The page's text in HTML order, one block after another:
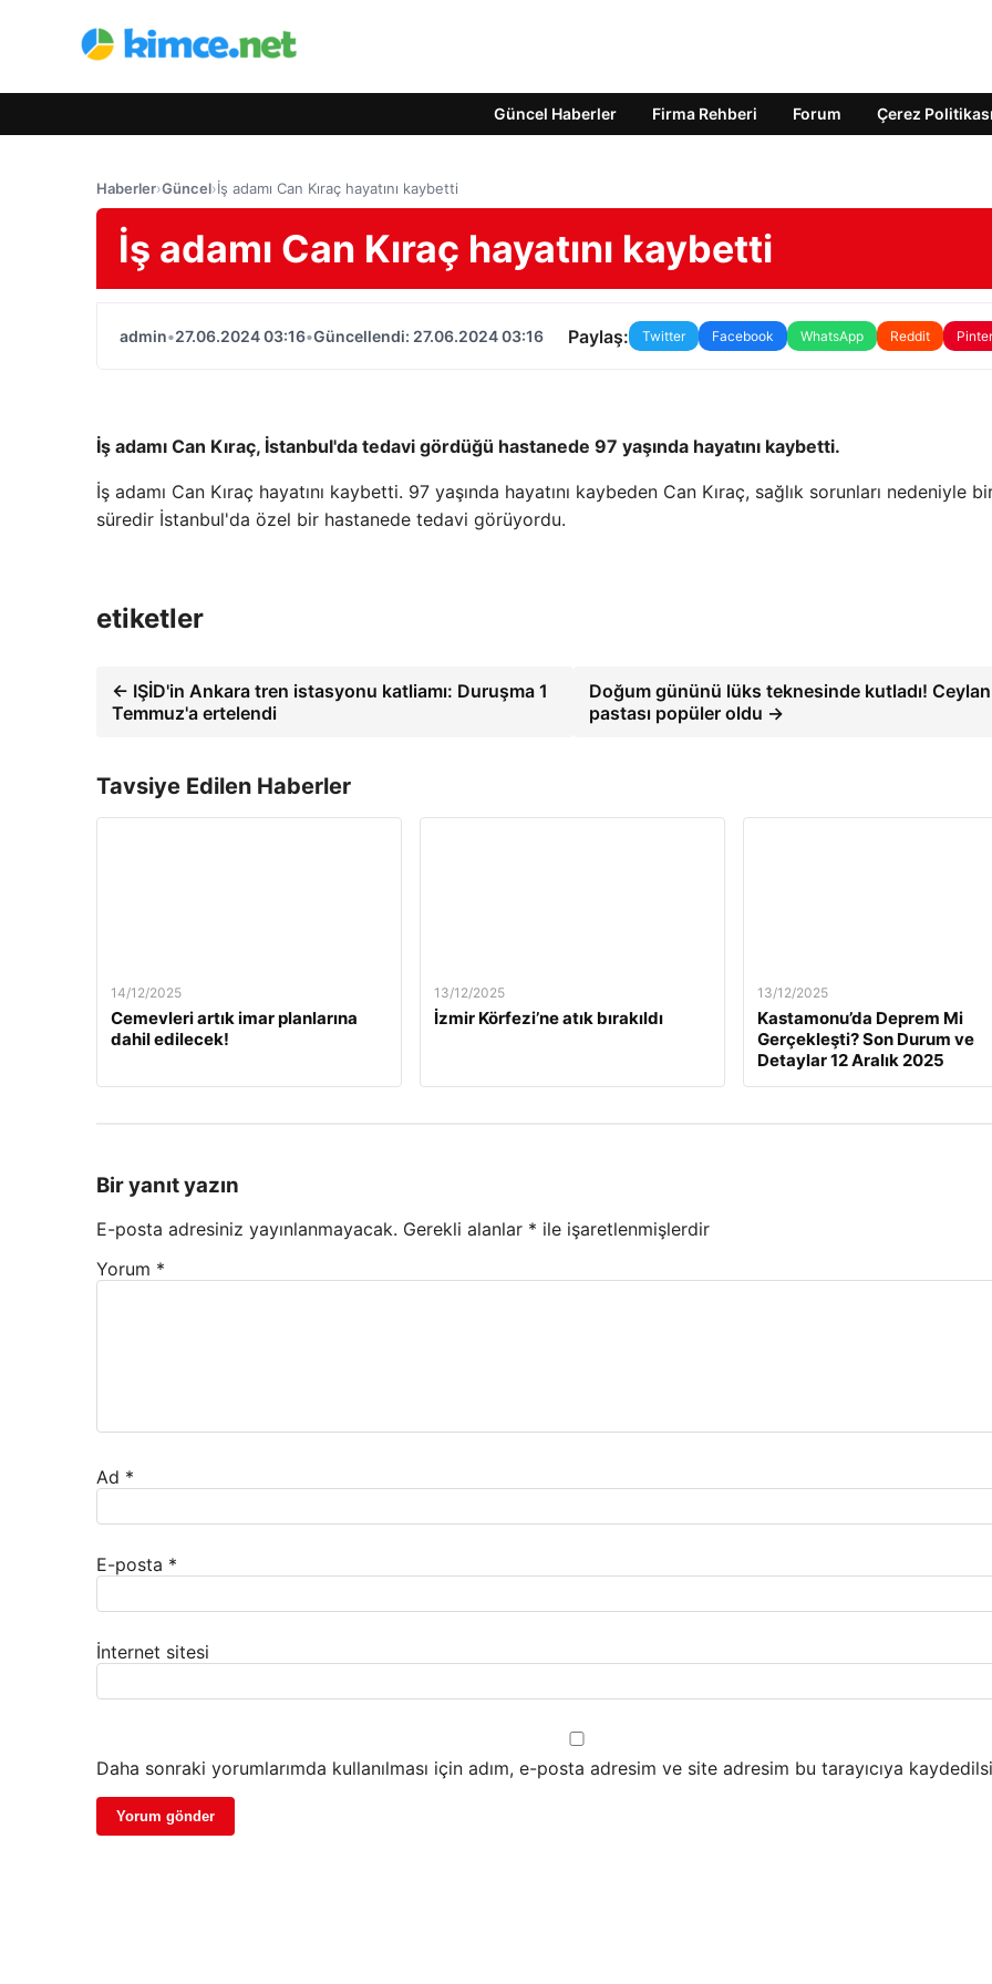
Güncel Haberler Firma Rehberi Forum Çerez Politikası
Haberler›Güncel›İş adamı Can Kıraç hayatını kaybetti
İş adamı Can Kıraç hayatını kaybetti
admin•27.06.2024 03:16•Güncellendi: 27.06.2024 03:16 Paylaş: Twitter Facebook WhatsApp Reddit
İş adamı Can Kıraç, İstanbul'da tedavi gördüğü hastanede 97 yaşında hayatını kaybetti.
İş adamı Can Kıraç hayatını kaybetti. 97 yaşında hayatını kaybeden Can Kıraç, sağlık sorunları nedeniyle
süredir İstanbul'da özel bir hastanede tedavi görüyordu.
etiketler
← IŞİD'in Ankara tren istasyonu katliamı: Duruşma 1
Temmuz'a ertelendi
Doğum gününü lüks teknesinde kutladı! Ceylan
pastası popüler oldu →
Tavsiye Edilen Haberler
14/12/2025
Cemevleri artık imar planlarına
dahil edilecek!
13/12/2025
İzmir Körfezi’ne atık bırakıldı
13/12/2025
Kastamonu’da Deprem Mi
Gerçekleşti? Son Durum ve
Detaylar 12 Aralık 2025
Bir yanıt yazın
E-posta adresiniz yayınlanmayacak. Gerekli alanlar * ile işaretlenmişlerdir
Yorum *
Ad *
E-posta *
İnternet sitesi
Daha sonraki yorumlarımda kullanılması için adım, e-posta adresim ve site adresim bu tarayıcıya